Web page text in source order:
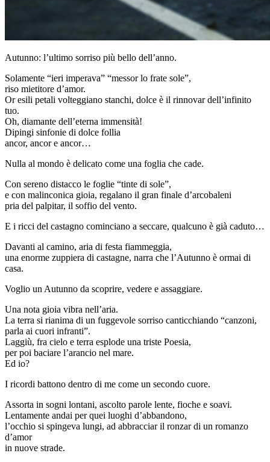
Autunno: l’ultimo sorriso più bello dell’anno.
Solamente “ieri imperava” “messor lo frate sole”,
riso mietitore d’amor.
Or esili petali volteggiano stanchi, dolce è il rinnovar dell’infinito
tuo.
Oh, diamante dell’eterna immensità!
Dipingi sinfonie di dolce follia
ancor, ancor e ancor…
Nulla al mondo è delicato come una foglia che cade.
Con sereno distacco le foglie “tinte di sole”,
e con malinconica gioia, regalano il gran finale d’arcobaleni
pria del palpitar, il soffio del vento.
E i ricci del castagno cominciano a seccare, qualcuno è già caduto…
Davanti al camino, aria di festa fiammeggia,
una enorme zuppiera di castagne, narra che l’Autunno è ormai di
casa.
Voglio un Autunno da scoprire, vedere e assaggiare.
Una nota gioia vibra nell’aria.
La terra si rianima di un fuggevole sorriso canticchiando “canzoni,
parla ai cuori infranti”.
Laggiù, fra cielo e terra esplode una triste Poesia,
per poi baciare l’arancio nel mare.
Ed io?
I ricordi battono dentro di me come un secondo cuore.
Assorta in sogni lontani, ascolto parole lente, fioche e soavi.
Lentamente andai per quei luoghi d’abbandono,
l’occhio si spingeva lungi, ad abbracciar il ronzar di un romanzo
d’amor
in nuove strade.